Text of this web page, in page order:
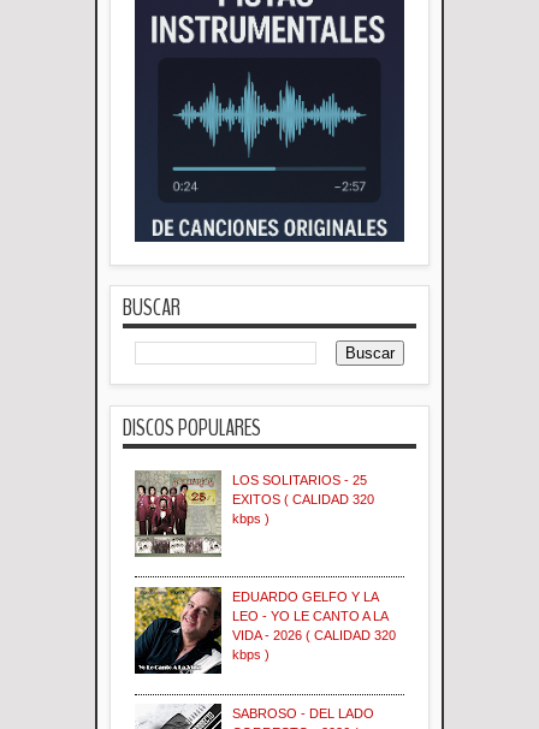
BUSCAR
DISCOS POPULARES
LOS SOLITARIOS - 25
EXITOS ( CALIDAD 320
kbps )
EDUARDO GELFO Y LA
LEO - YO LE CANTO A LA
VIDA - 2026 ( CALIDAD 320
kbps )
SABROSO - DEL LADO